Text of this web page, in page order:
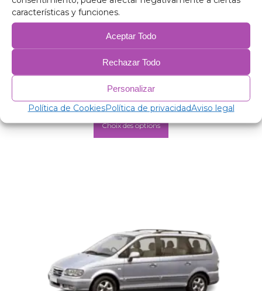
características y funciones.
Aceptar Todo
Rechazar Todo
Personalizar
Política de CookiesPolítica de privacidadAviso legal
Isolants thermiques pour Opel Zafira Tourer
2011-2019
153,00€ – 205,00
Choix des options